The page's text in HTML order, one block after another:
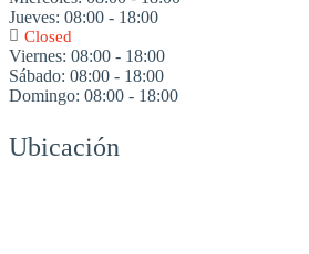
Jueves: 08:00 - 18:00
Closed
Viernes: 08:00 - 18:00
Sábado: 08:00 - 18:00
Domingo: 08:00 - 18:00
Ubicación